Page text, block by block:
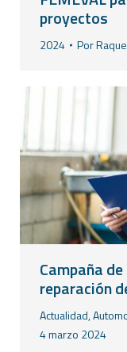
proyectos
2024 Por
Campaña
reparación
Actualidad,
4 marzo 2024